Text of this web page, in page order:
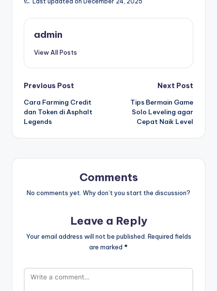
admin
View All Posts
Post
navigation
Previous Post
Cara Farming Credit
dan Token di Asphalt
Legends
Next Post
Tips Bermain Game
Solo Leveling agar
Cepat Naik Level
Comments
No comments yet. Why don’t you start the discussion?
Leave a Reply
Your email address will not be published. Required fields
are marked *